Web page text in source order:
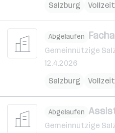
Salzburg
Vollzeit
Abgelaufen
Gemeinnützige
12.4.2026
Salzburg
Vollzeit
Abgelaufen
Gemeinnützige